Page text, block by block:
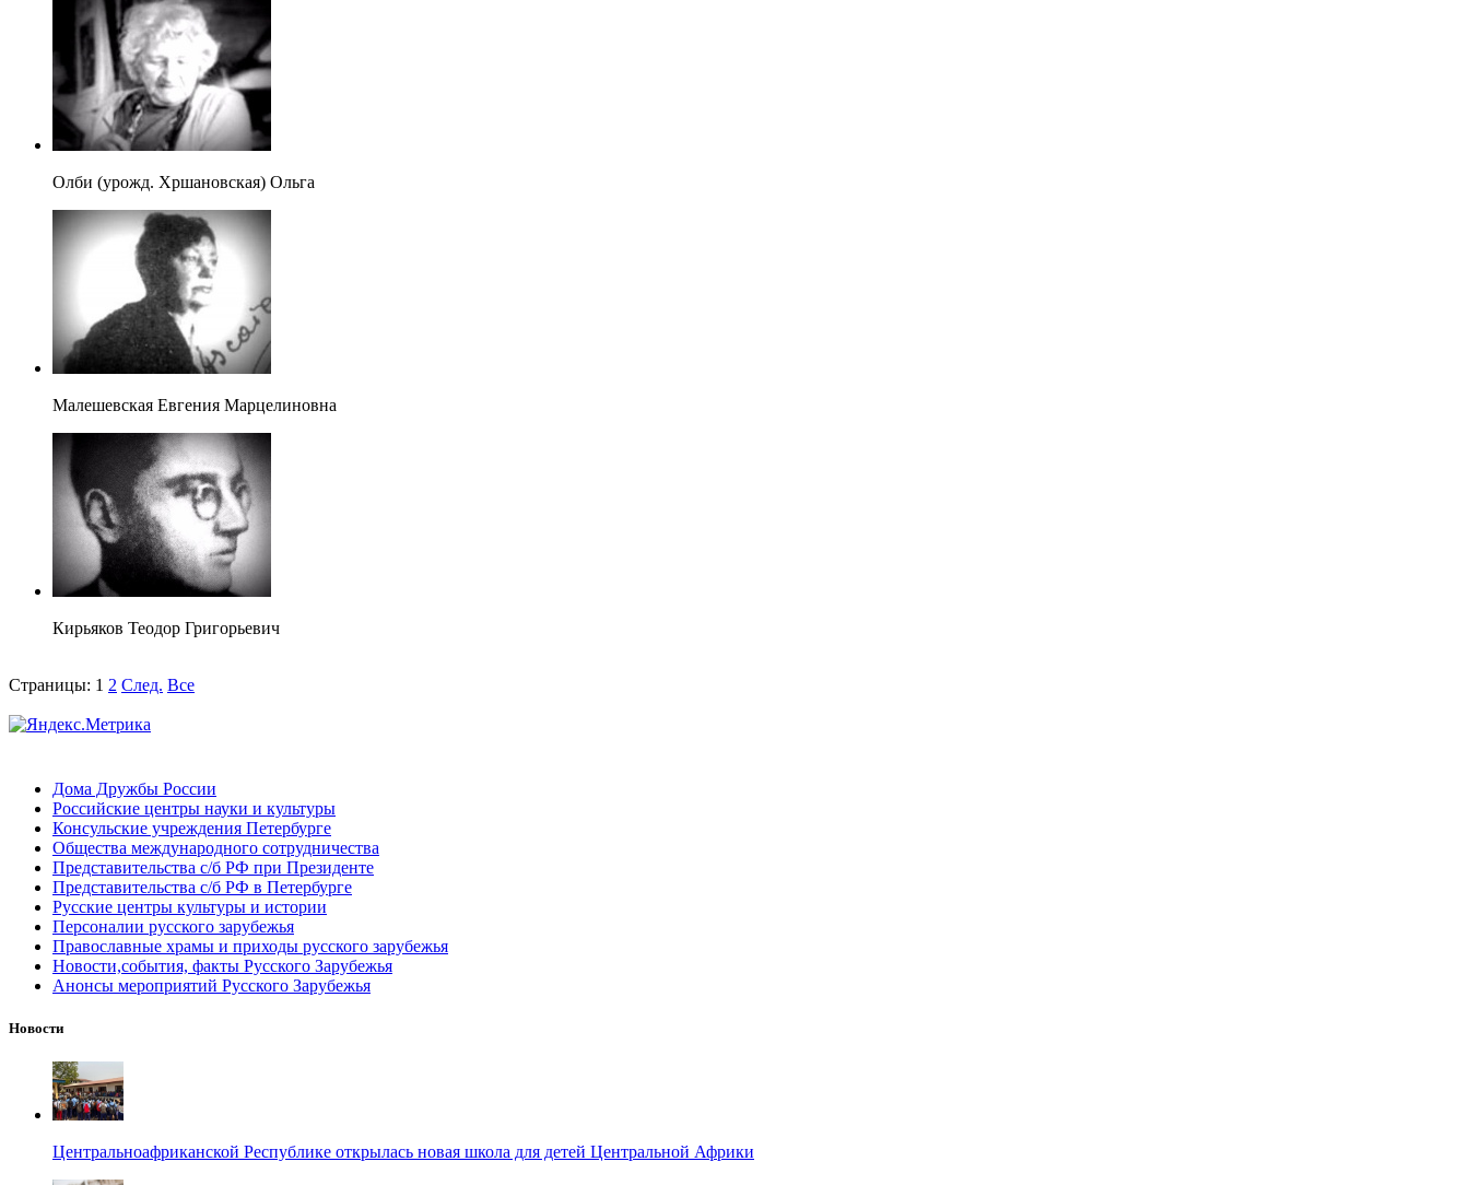
Олби (урожд. Хршановская) Ольга
Малешевская Евгения Марцелиновна
Кирьяков Теодор Григорьевич
Страницы: 1 2 След. Все
Дома Дружбы России
Российские центры науки и культуры
Консульские учреждения Петербурге
Общества международного сотрудничества
Представительства с/б РФ при Президенте
Представительства с/б РФ в Петербурге
Русские центры культуры и истории
Персоналии русского зарубежья
Православные храмы и приходы русского зарубежья
Новости,события, факты Русского Зарубежья
Анонсы мероприятий Русского Зарубежья
Новости
Центральноафриканской Республике открылась новая школа для детей Центральной Африки